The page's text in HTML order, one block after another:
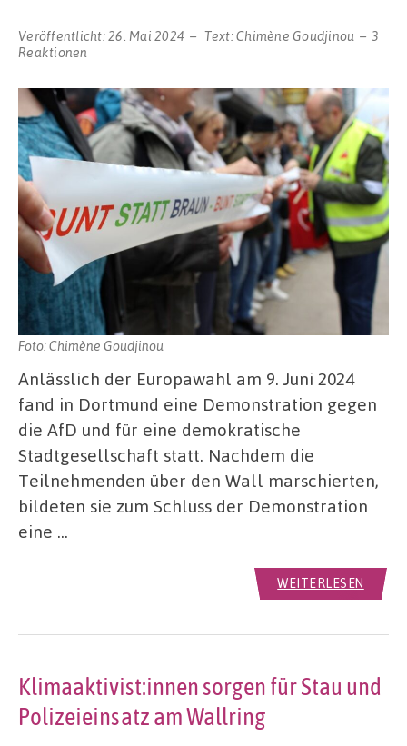
Veröffentlicht:26. Mai 2024 Text:Chimène Goudjinou
3
Reaktionen
Foto: Chimène Goudjinou
Anlässlich der Europawahl am 9. Juni 2024
fand in Dortmund eine Demonstration gegen
die AfD und für eine demokratische
Stadtgesellschaft statt. Nachdem die
Teilnehmenden über den Wall marschierten,
bildeten sie zum Schluss der Demonstration
eine …
WEITERLESEN
Klimaaktivist:innen sorgen für Stau und
Polizeieinsatz am Wallring